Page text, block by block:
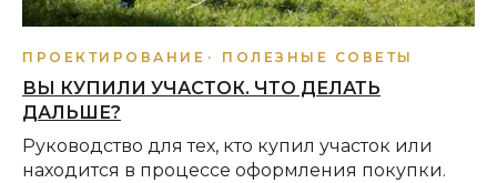
ПРОЕКТИРОВАНИЕ ПОЛЕЗНЫЕ СОВЕТЫ
ВЫ КУПИЛИ УЧАСТОК. ЧТО ДЕЛАТЬ
ДАЛЬШЕ?
Руководство для тех, кто купил участок или
находится в процессе оформления покупки.